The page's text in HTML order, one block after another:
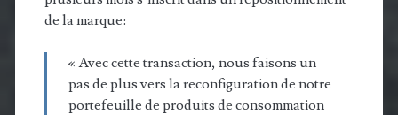
de la marque:
« Avec cette transaction, nous faisons un
pas de plus vers la reconfiguration de notre
portefeuille de produits de consommation